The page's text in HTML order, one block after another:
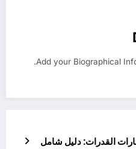
Add your Biographical
القدرات: دليل شامل